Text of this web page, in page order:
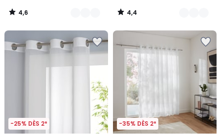
4,6
/
4,4
/
-25% DÈS 2* -35% DÈS 2*